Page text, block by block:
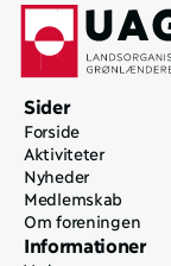
Sider
Forside
Aktiviteter
Nyheder
Medlemskab
Om foreningen
Informationer